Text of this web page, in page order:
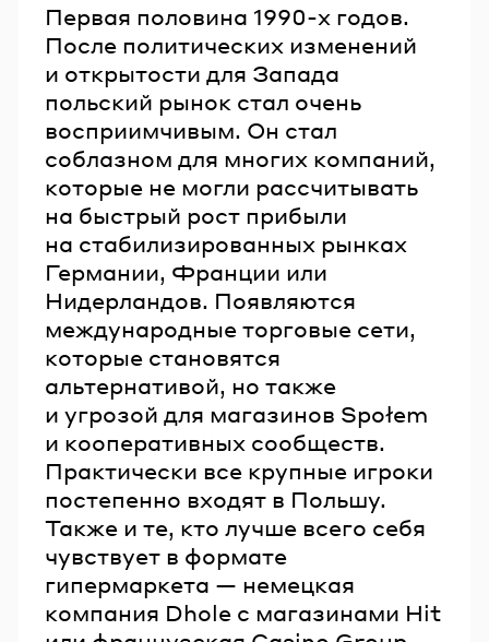
Первая половина 1990-х годов.
После политических изменений
и открытости для Запада
польский рынок стал очень
восприимчивым. Он стал
соблазном для многих компаний,
которые не могли рассчитывать
на быстрый рост прибыли
на стабилизированных рынках
Германии, Франции или
Нидерландов. Появляются
международные торговые сети,
которые становятся
альтернативой, но также
и угрозой для магазинов Społem
и кооперативных сообществ.
Практически все крупные игроки
постепенно входят в Польшу.
Также и те, кто лучше всего себя
чувствует в формате
гипермаркета — немецкая
компания Dhole с магазинами Hit